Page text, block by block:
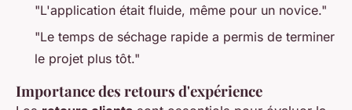
"L'application était fluide, même pour un novice."
"Le temps de séchage rapide a permis de terminer
le projet plus tôt."
Importance des retours d'expérience